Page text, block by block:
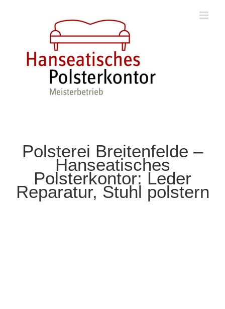
Polsterei Breitenfelde –
Hanseatisches
Polsterkontor: Leder
Reparatur, Stuhl polstern